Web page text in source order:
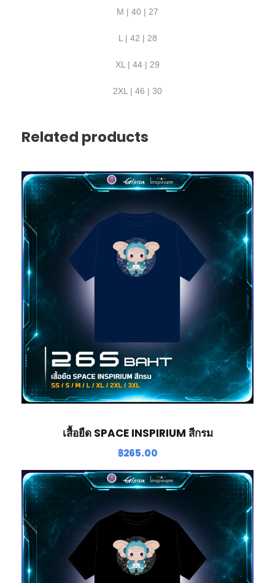
M | 40 | 27
L | 42 | 28
XL | 44 | 29
2XL | 46 | 30
Related products
เสื้อยืด SPACE INSPIRIUM สีกรม
฿265.00